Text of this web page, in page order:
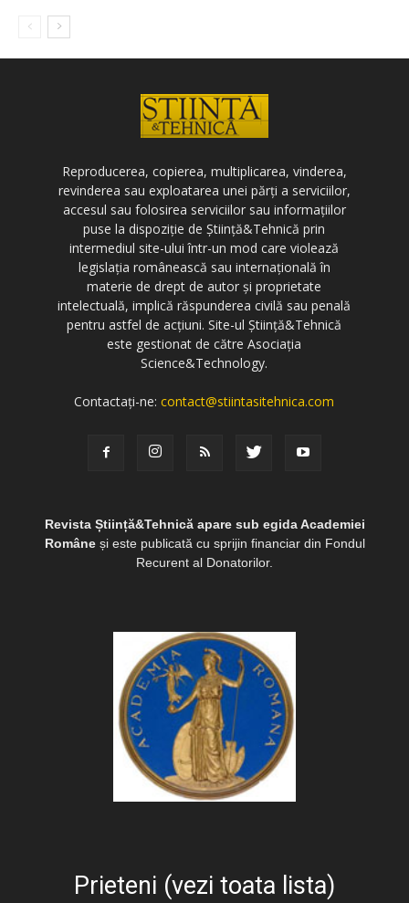
Reproducerea, copierea, multiplicarea, vinderea,
revinderea sau exploatarea unei părți a serviciilor,
accesul sau folosirea serviciilor sau informațiilor
puse la dispoziție de Știință&Tehnică prin
intermediul site-ului într-un mod care violează
legislația românească sau internațională în
materie de drept de autor și proprietate
intelectuală, implică răspunderea civilă sau penală
pentru astfel de acțiuni. Site-ul Știință&Tehnică
este gestionat de către Asociația
Science&Technology.
Contactați-ne:contact@stiintasitehnica.com
Revista Știință&Tehnică apare sub egida Academiei
Româneși este publicată cu sprijin financiar din Fondul
Recurent al Donatorilor.
Prieteni (vezi toata lista)